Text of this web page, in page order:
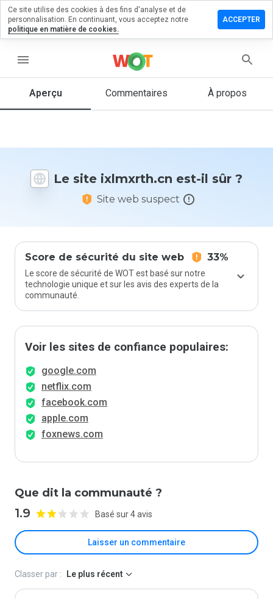
menu
Aperçu Commentaires À propos
Le site ixlmxrth.cn est-il sûr ?
Site web suspect
Score de sécurité du site web 33%
Le score de sécurité de WOT est basé sur notre
technologie unique et sur les avis des experts de la
communauté.
Voir les sites de confiance populaires:
google.com
netflix.com
facebook.com
apple.com
foxnews.com
Que dit la communauté ?
1.9 Basé sur 4 avis
Laisser un commentaire
un
1 et 5
vous à ce
Classer par : Le plus récent
Ce site utilise des cookies à des fins d'analyse et de
personnalisation. En continuant, vous acceptez notre
politique en matière de cookies.
ACCEPTER